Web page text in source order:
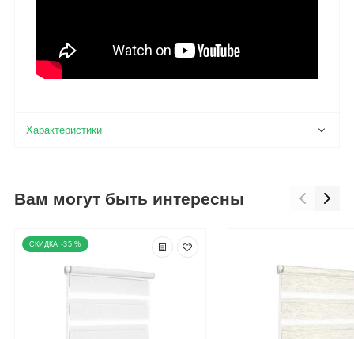
Вам могут быть интересны
-35 %